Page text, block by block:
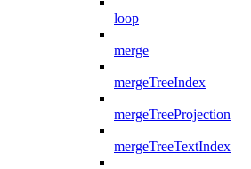
loop
merge
mergeTreeIndex
mergeTreeProjection
mergeTreeTextIndex